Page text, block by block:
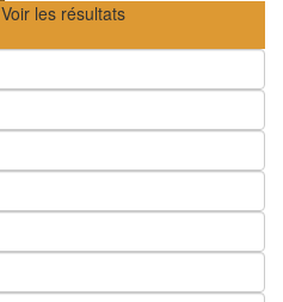
Voir les résultats